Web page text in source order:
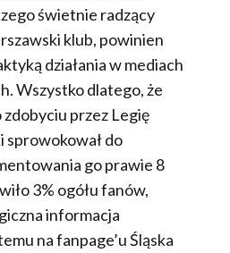
świetnie radzący
klub, powinien
działania w mediach
Wszystko dlatego, że
przez Legię
sprowokował do
go prawie 8
3% ogółu fanów,
informacja
na fanpage’u Śląska